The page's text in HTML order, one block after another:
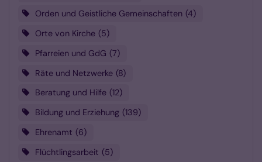
Orden und Geistliche Gemeinschaften 4
Orte von Kirche 5
Pfarreien und GdG 7
Räte und Netzwerke 8
Beratung und Hilfe 12
Bildung und Erziehung 139
Ehrenamt 6
Flüchtlingsarbeit 5